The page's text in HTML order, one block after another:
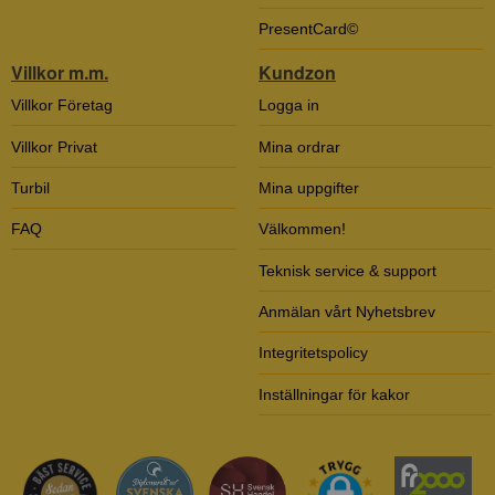
PresentCard©
Villkor m.m.
Villkor Företag
Villkor Privat
Turbil
FAQ
Kundzon
Logga in
Mina ordrar
Mina uppgifter
Välkommen!
Teknisk service & support
Anmälan vårt Nyhetsbrev
Integritetspolicy
Inställningar för kakor